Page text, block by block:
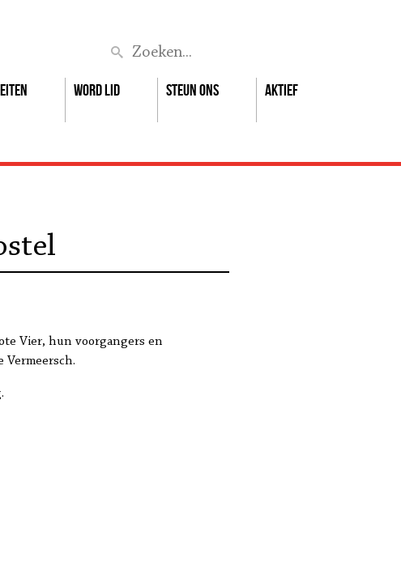
Word lid Steun ons Aktief
Vier, hun voorgangers en
Vermeersch.
.